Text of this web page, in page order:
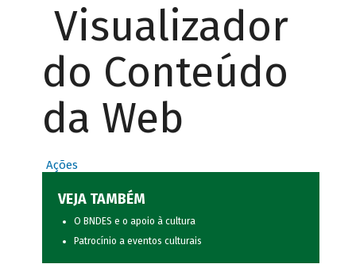
Visualizador
do Conteúdo
da Web
Ações
VEJA TAMBÉM
O BNDES e o apoio à cultura
Patrocínio a eventos culturais